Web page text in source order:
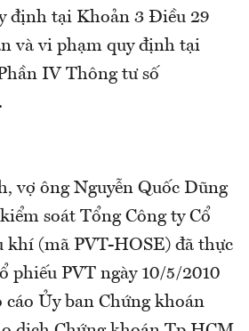
định tại Khoản 3 Điều 29
và vi phạm quy định tại
IV Thông tư số
vợ ông Nguyễn Quốc Dũng
soát Tổng Công ty Cổ
khí (mã PVT-HOSE) đã thực
phiếu PVT ngày 10/5/2010
Ủy ban Chứng khoán